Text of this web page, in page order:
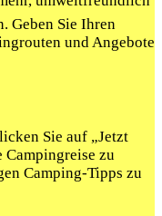
Geben Sie Ihren
und Angebote
Sie auf „Jetzt
Campingreise zu
Camping-Tipps zu